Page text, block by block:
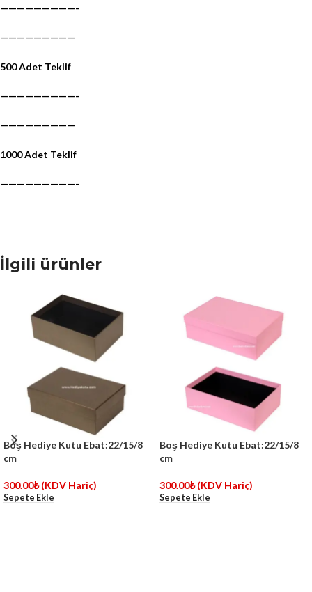
—————————-
—————————
500 Adet Teklif
—————————-
—————————
1000 Adet Teklif
—————————-
İlgili ürünler
Boş Hediye Kutu Ebat:22/15/8
cm
300.00₺ (KDV Hariç)
Sepete Ekle
Boş Hediye Kutu Ebat:22/15/8
cm
300.00₺ (KDV Hariç)
Sepete Ekle